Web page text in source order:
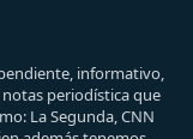
informativo,
notas periodística que
La Segunda, CNN